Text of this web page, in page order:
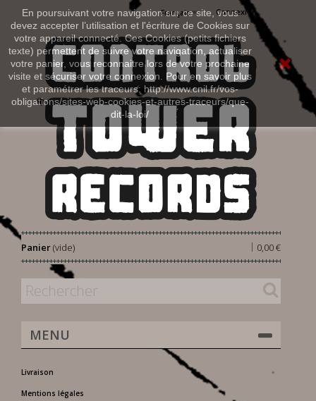
En poursuivant votre navigation sur ce site, vous
devez accepter l’utilisation et l'écriture de Cookies sur
votre appareil connecté. Ces Cookies (petits fichiers
texte) permettent de suivre votre navigation, actualiser
votre panier, vous reconnaitre lors de votre prochaine
visite et sécuriser votre connexion. Pour en savoir plus
et paramétrer les traceurs: http://www.cnil.fr/vos-
obligations/sites-web-cookies-et-autres-traceurs/que-
dit-la-loi/
Connexion
Français
Panier 0,00 €
|
(vide)
MENU
Livraison
Mentions légales